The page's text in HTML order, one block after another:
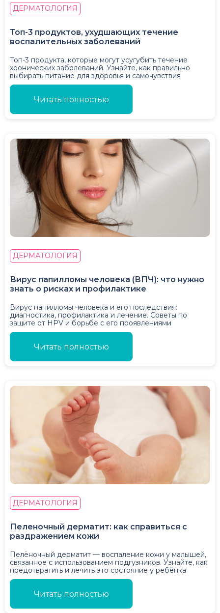
ДЕРМАТОЛОГИЯ
Топ-3 продуктов, ухудшающих течение
воспалительных заболеваний
Топ-3 продукта, которые могут усугубить течение
хронических заболеваний. Узнайте, как правильно
выбирать питание для здоровья и самочувствия
Читать полностью
ДЕРМАТОЛОГИЯ
Вирус папилломы человека (ВПЧ): что нужно
знать о рисках и профилактике
Вирус папилломы человека и его последствия:
диагностика, профилактика и лечение. Советы по
защите от HPV и борьбе с его проявлениями
Читать полностью
ДЕРМАТОЛОГИЯ
Пеленочный дерматит: как справиться с
раздражением кожи
Пелёночный дерматит — воспаление кожи у малышей,
связанное с использованием подгузников. Узнайте, как
предотвратить и лечить это состояние у ребёнка
Читать полностью